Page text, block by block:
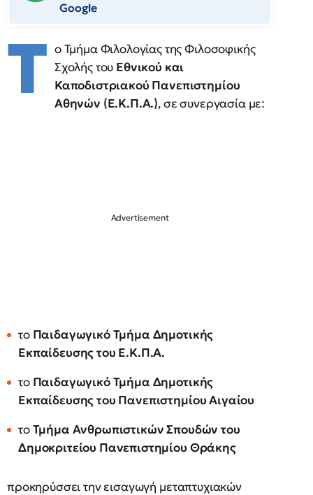
Google
Τ ο Τμήμα Φιλολογίας της Φιλοσοφικής
Σχολής του Εθνικού και
Καποδιστριακού Πανεπιστημίου
Αθηνών (Ε.Κ.Π.Α.), σε συνεργασία με:
το Παιδαγωγικό Τμήμα Δημοτικής
Εκπαίδευσης του Ε.Κ.Π.Α.
το Παιδαγωγικό Τμήμα Δημοτικής
Εκπαίδευσης του Πανεπιστημίου Αιγαίου
τοΤμήμα Ανθρωπιστικών Σπουδών του
Δημοκριτείου Πανεπιστημίου Θράκης
προκηρύσσει την εισαγωγή μεταπτυχιακών